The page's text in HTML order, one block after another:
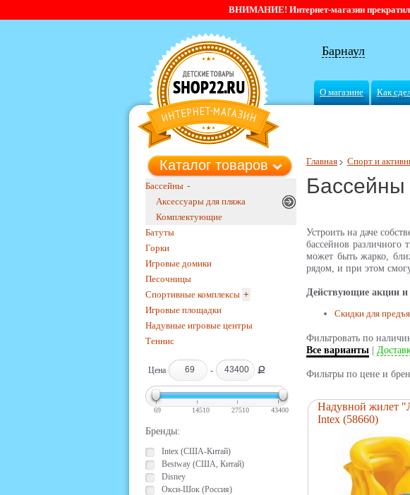
ВНИМАНИЕ! Интернет-магазин прекратил
Барнаул
О магазине Как
Главная Спорт и
Бассейны
Устроить на даче
бассейнов различного
может быть жарко,
рядом, и при этом
Действующие акции и
Скидки для
Фильтровать по
Все варианты
Фильтры по цене и
Каталог товаров
Бассейны -
Аксессуары для пляжа
Комплектующие
Батуты
Горки
Игровые домики
Песочницы
Спортивные комплексы +
Игровые площадки
Надувные игровые центры
Теннис
Цена - Ք
69 14510 27510 43400
Бренды:
Intex (США-Китай)
Bestway (США, Китай)
Disney
Окси-Шок (Россия)
Надувной жилет
Intex (58660)